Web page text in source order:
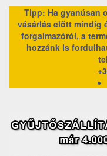
Tipp: Ha gyanúsan
vásárlás előtt mindig
forgalmazóról, a
hozzánk is